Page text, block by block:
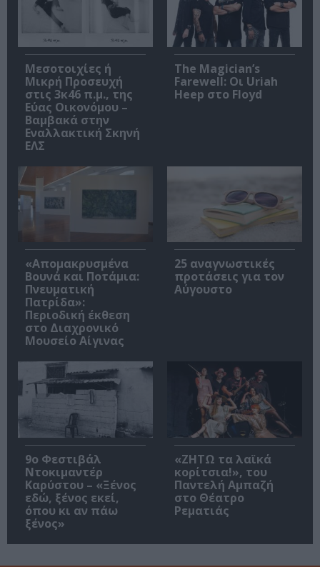
Μεσοτοιχίες ή
Μικρή Προσευχή
στις 3κ46 π.μ., της
Εύας Οικονόμου –
Βαμβακά στην
Εναλλακτική Σκηνή
ΕΛΣ
The Magician’s
Farewell: Οι Uriah
Heep στο Floyd
«Απομακρυσμένα
Βουνά και Ποτάμια:
Πνευματική
Πατρίδα»:
Περιοδική έκθεση
στο Διαχρονικό
Μουσείο Αίγινας
25 αναγνωστικές
προτάσεις για τον
Αύγουστο
9ο Φεστιβάλ
Ντοκιμαντέρ
Καρύστου – «Ξένος
εδώ, ξένος εκεί,
όπου κι αν πάω
ξένος»
«ΖΗΤΩ τα λαϊκά
κορίτσια!», του
Παντελή Αμπαζή
στο Θέατρο
Ρεματιάς